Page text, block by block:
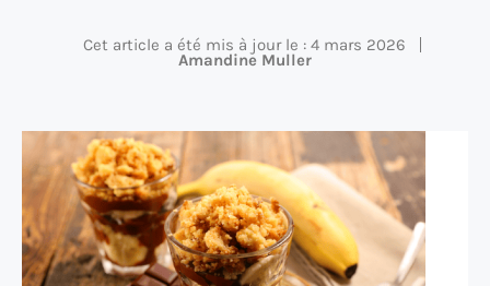
Cet article a été mis à jour le : 4 mars 2026
Amandine Muller